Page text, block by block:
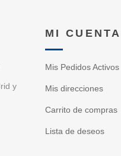
y
MI CUENTA
Mis Pedidos Activos
Mis direcciones
Carrito de compras
Lista de deseos